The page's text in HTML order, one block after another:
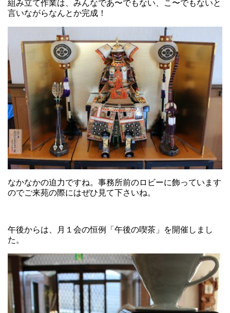
組み立て作業は、みんなであ〜でもない、こ〜でもないと
言いながらなんとか完成！
なかなかの迫力ですね。事務所前のロビーに飾っています
のでご来苑の際にはぜひ見て下さいね。
午後からは、月１会の恒例「午後の喫茶」を開催しまし
た。